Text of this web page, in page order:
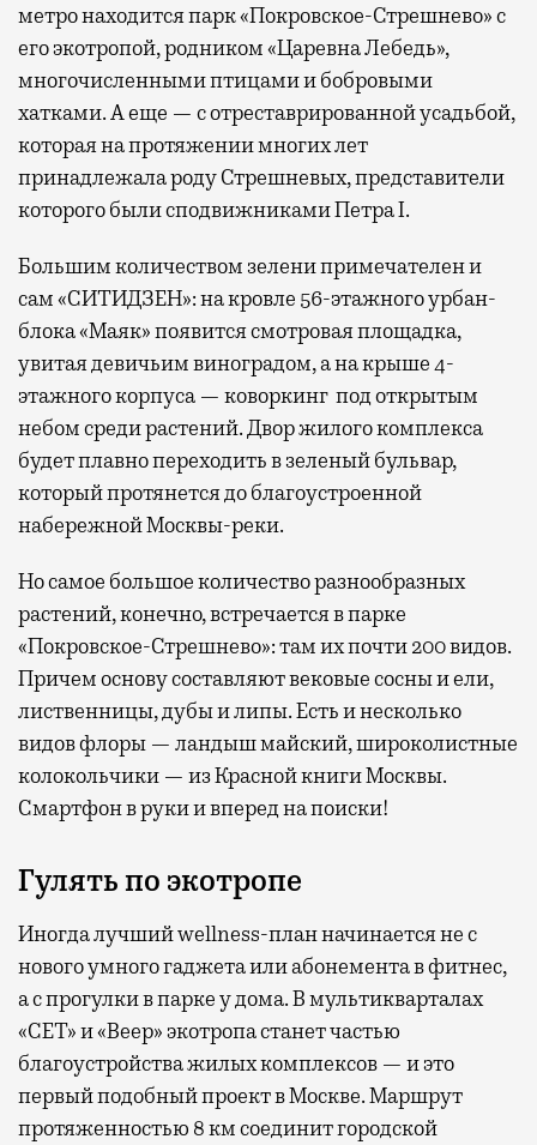
метро находится парк «Покровское-Стрешнево» с
его экотропой, родником «Царевна Лебедь»,
многочисленными птицами и бобровыми
хатками. А еще — с отреставрированной усадьбой,
которая на протяжении многих лет
принадлежала роду Стрешневых, представители
которого были сподвижниками Петра I.
Большим количеством зелени примечателен и
сам «СИТИДЗЕН»: на кровле 56-этажного урбан-
блока «Маяк» появится смотровая площадка,
увитая девичьим виноградом, а на крыше 4-
этажного корпуса — коворкинг под открытым
небом среди растений. Двор жилого комплекса
будет плавно переходить в зеленый бульвар,
который протянется до благоустроенной
набережной Москвы-реки.
Но самое большое количество разнообразных
растений, конечно, встречается в парке
«Покровское-Стрешнево»: там ихпочти 200 видов.
Причем основу составляют вековые сосны и ели,
лиственницы, дубы и липы. Есть и несколько
видов флоры — ландыш майский, широколистные
колокольчики — из Красной книги Москвы.
Смартфон в руки и вперед на поиски!
Гулять по экотропе
Иногда лучший wellness-план начинается не с
нового умного гаджета или абонемента в фитнес,
а с прогулки в парке у дома. В мультикварталах
«СЕТ» и «Веер» экотропа станет частью
благоустройства жилых комплексов — и это
первый подобный проект в Москве. Маршрут
протяженностью 8 км соединит городской